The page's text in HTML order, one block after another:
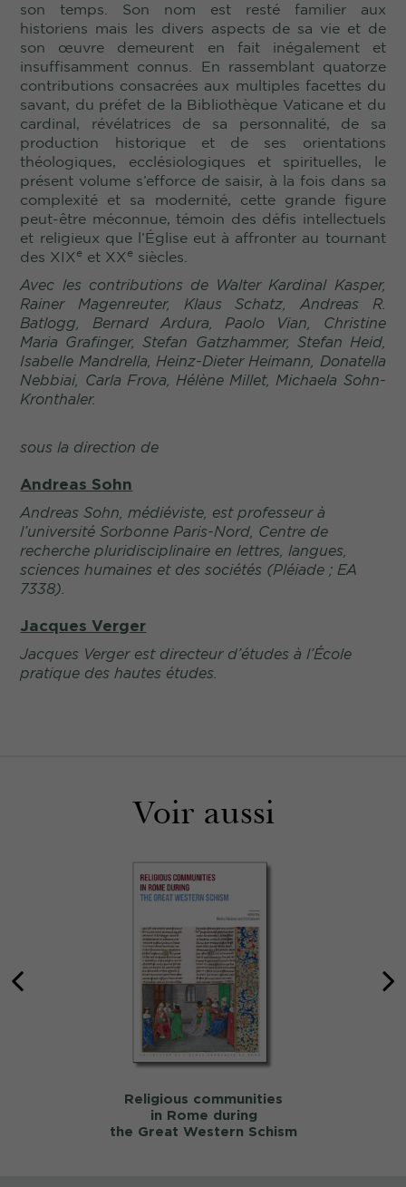
son temps. Son nom est resté familier aux
historiens mais les divers aspects de sa vie et de
son œuvre demeurent en fait inégalement et
insuffisamment connus. En rassemblant quatorze
contributions consacrées aux multiples facettes du
savant, du préfet de la Bibliothèque Vaticane et du
cardinal, révélatrices de sa personnalité, de sa
production historique et de ses orientations
théologiques, ecclésiologiques et spirituelles, le
présent volume s’efforce de saisir, à la fois dans sa
complexité et sa modernité, cette grande figure
peut-être méconnue, témoin des défis intellectuels
et religieux que l’Église eut à affronter au tournant
des XIXe et XXe siècles.
Avec les contributions de Walter Kardinal Kasper,
Rainer Magenreuter, Klaus Schatz, Andreas R.
Batlogg, Bernard Ardura, Paolo Vian, Christine
Maria Grafinger, Stefan Gatzhammer, Stefan Heid,
Isabelle Mandrella, Heinz-Dieter Heimann, Donatella
Nebbiai, Carla Frova, Hélène Millet, Michaela Sohn-
Kronthaler.
sous la direction de
Andreas Sohn
Andreas Sohn, médiéviste, est professeur à
l’université Sorbonne Paris-Nord , Centre de
recherche pluridisciplinaire en lettres, langues,
sciences humaines et des sociétés (Pléiade ; EA
7338).
Jacques Verger
Jacques Verger est directeur d’études à l’École
pratique des hautes études.
Voir aussi
Religious communities
in Rome during
the Great Western Schism